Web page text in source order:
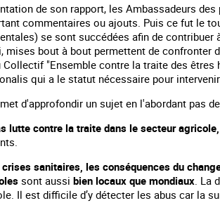
de son rapport, les Ambassadeurs
commentaires ou ajouts. Puis ce fut le
se sont succédées afin de
mises bout à bout permettent de confronter
"Ensemble contre la traite des êtres
qui a le statut nécessaire pour intervenir
d'approfondir un sujet en l'abordant pas
lutte contre la traite dans le secteur agricole,
sanitaires, les conséquences du
sont aussi bien locaux que mondiaux .
Il est difficile d’y détecter les abus car la